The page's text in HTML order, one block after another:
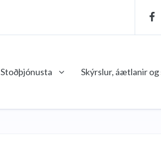
Stoðþjónusta Skýrslur, áætlanir